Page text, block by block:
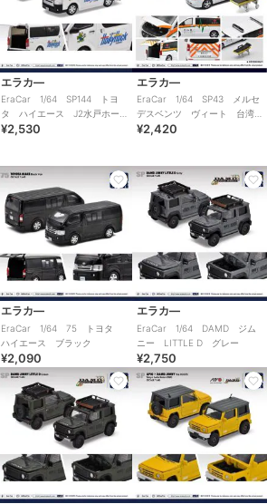
エラカ―
EraCar 1/64 SP144 トヨ
タ ハイエース J2水戸ホー
リーホック
¥2,530
エラカ―
EraCar 1/64 SP43 メルセ
デスベンツ ヴィート 台湾
救急 阿仙號 ストレッチャ
¥2,420
エラカ―
EraCar 1/64 75 トヨタ
ハイエース ブラック
¥2,090
エラカ―
EraCar 1/64 DAMD ジム
ニー LITTLE D グレー
¥2,750